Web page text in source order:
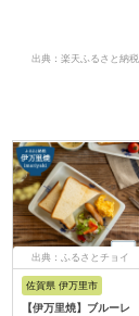
出典：楽天ふるさと納税
出典：ふるさとチョイ
佐賀県 伊万里市
【伊万里焼】ブルーレ